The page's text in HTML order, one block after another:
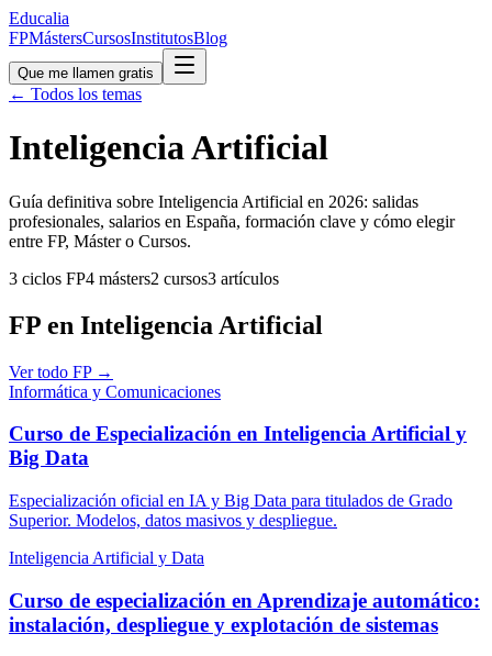
Educalia
FPMástersCursosInstitutosBlog
Que me llamen gratis
← Todos los temas
Inteligencia Artificial
Guía definitiva sobre Inteligencia Artificial en 2026: salidas
profesionales, salarios en España, formación clave y cómo elegir
entre FP, Máster o Cursos.
3 ciclos FP4 másters2 cursos3 artículos
FP en Inteligencia Artificial
Ver todo FP →
Informática y Comunicaciones
Curso de Especialización en Inteligencia Artificial y
Big Data
Especialización oficial en IA y Big Data para titulados de Grado
Superior. Modelos, datos masivos y despliegue.
Inteligencia Artificial y Data
Curso de especialización en Aprendizaje automático:
instalación, despliegue y explotación de sistemas